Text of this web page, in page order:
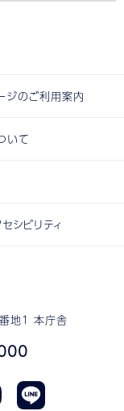
地1 本庁舎
ジのご利用案内
いて
シビリティ